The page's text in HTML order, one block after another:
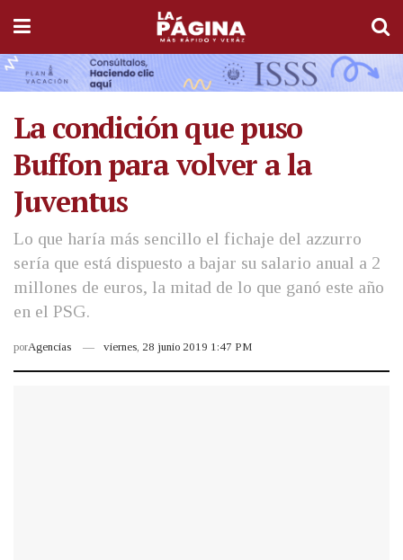
La condición que puso
Buffon para volver a la
Juventus
Lo que haría más sencillo el fichaje del azzurro
sería que está dispuesto a bajar su salario anual a 2
millones de euros, la mitad de lo que ganó este año
en el PSG.
porAgencias viernes, 28 junio 2019 1:47 PM